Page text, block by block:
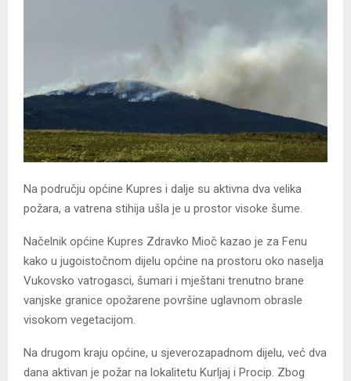
Na području općine Kupres i dalje su aktivna dva velika
požara, a vatrena stihija ušla je u prostor visoke šume.
Načelnik općine Kupres Zdravko Mioč kazao je za Fenu
kako u jugoistočnom dijelu općine na prostoru oko naselja
Vukovsko vatrogasci, šumari i mještani trenutno brane
vanjske granice opožarene površine uglavnom obrasle
visokom vegetacijom.
Na drugom kraju općine, u sjeverozapadnom dijelu, već dva
dana aktivan je požar na lokalitetu Kurljaj i Procip. Zbog